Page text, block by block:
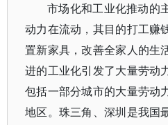
市场化和工业化推动的
动力在流动，其目的打工赚
置新家具，改善全家人的生
进的工业化引发了大量劳动
包括一部分城市的大量劳动
地区。珠三角、深圳是我国